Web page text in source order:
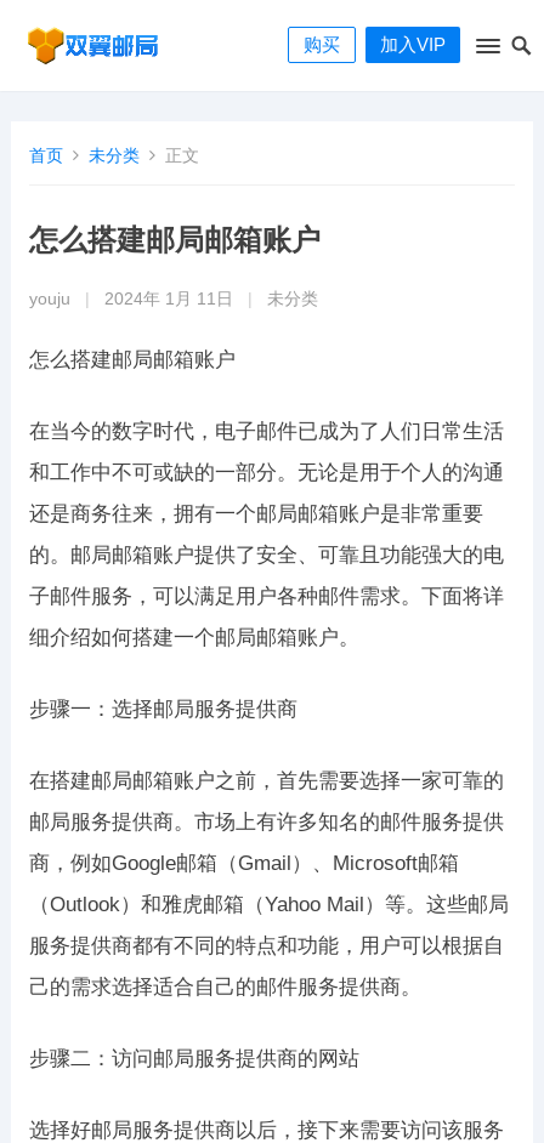
购买 加入VIP
首页 未分类 正文
怎么搭建邮局邮箱账户
youju 2024年 1月 11日 未分类
怎么搭建邮局邮箱账户
在当今的数字时代，电子邮件已成为了人们日常生活
和工作中不可或缺的一部分。无论是用于个人的沟通
还是商务往来，拥有一个邮局邮箱账户是非常重要
的。邮局邮箱账户提供了安全、可靠且功能强大的电
子邮件服务，可以满足用户各种邮件需求。下面将详
细介绍如何搭建一个邮局邮箱账户。
步骤一：选择邮局服务提供商
在搭建邮局邮箱账户之前，首先需要选择一家可靠的
邮局服务提供商。市场上有许多知名的邮件服务提供
商，例如Google邮箱（Gmail）、Microsoft邮箱
（Outlook）和雅虎邮箱（Yahoo Mail）等。这些邮局
服务提供商都有不同的特点和功能，用户可以根据自
己的需求选择适合自己的邮件服务提供商。
步骤二：访问邮局服务提供商的网站
选择好邮局服务提供商以后，接下来需要访问该服务